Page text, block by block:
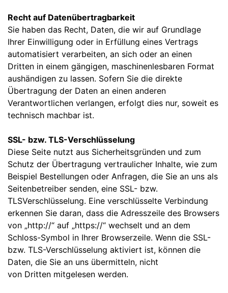
Recht auf Datenübertragbarkeit
Sie haben das Recht, Daten, die wir auf Grundlage
Ihrer Einwilligung oder in Erfüllung eines Vertrags
automatisiert verarbeiten, an sich oder an einen
Dritten in einem gängigen, maschinenlesbaren Format
aushändigen zu lassen. Sofern Sie die direkte
Übertragung der Daten an einen anderen
Verantwortlichen verlangen, erfolgt dies nur, soweit es
technisch machbar ist.
SSL- bzw. TLS-Verschlüsselung
Diese Seite nutzt aus Sicherheitsgründen und zum
Schutz der Übertragung vertraulicher Inhalte, wie zum
Beispiel Bestellungen oder Anfragen, die Sie an uns als
Seitenbetreiber senden, eine SSL- bzw.
TLSVerschlüsselung. Eine verschlüsselte Verbindung
erkennen Sie daran, dass die Adresszeile des Browsers
von „http://“ auf „https://“ wechselt und an dem
Schloss-Symbol in Ihrer Browserzeile. Wenn die SSL-
bzw. TLS-Verschlüsselung aktiviert ist, können die
Daten, die Sie an uns übermitteln, nicht
von Dritten mitgelesen werden.